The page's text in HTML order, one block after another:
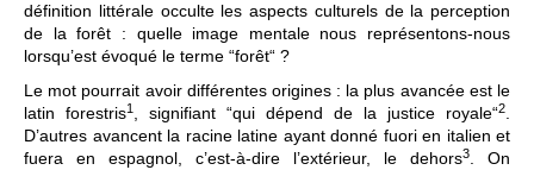
définition littérale occulte les aspects culturels de la perception
de la forêt : quelle image mentale nous représentons-nous
lorsqu’est évoqué le terme “forêt“ ?
Le mot pourrait avoir différentes origines : la plus avancée est le
latin forestris1 , signifiant “qui dépend de la justice royale“2.
D’autres avancent la racine latine ayant donné fuori en italien et
fuera en espagnol, c’est-à-dire l’extérieur, le dehors3. On